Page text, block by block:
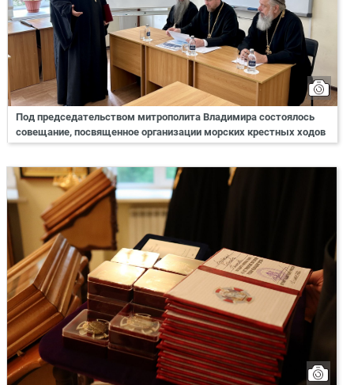
Под председательством митрополита Владимира состоялось
совещание, посвященное организации морских крестных ходов